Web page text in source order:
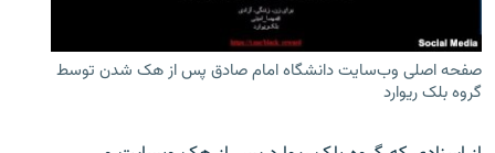
زبان‌های دیگر
صفحه اصلی وب‌سایت دانشگاه امام صادق پس از هک شدن توسط
گروه بلک ریوارد